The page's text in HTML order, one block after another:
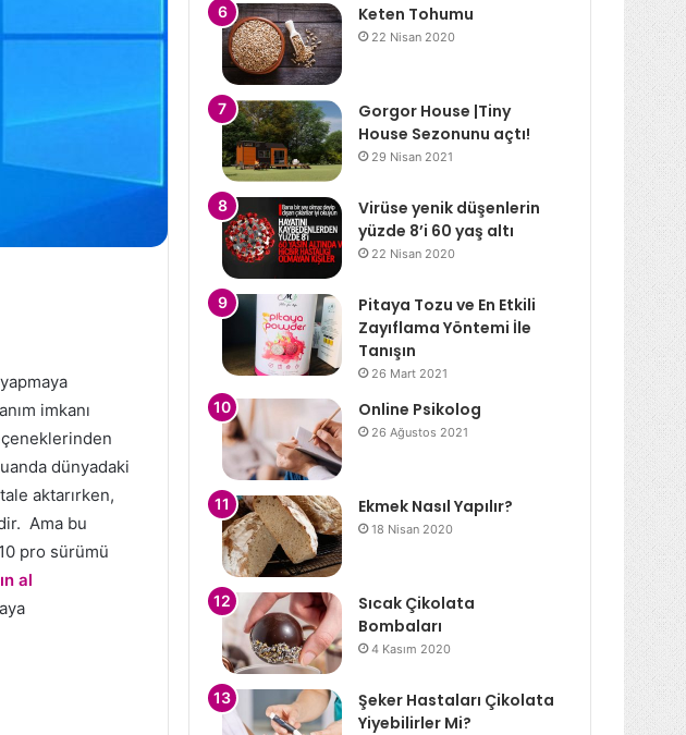
imkanı
dünyadaki
aktarırken,
Ama bu
pro sürümü
al
Keten Tohumu
22 Nisan 2020
Gorgor House |Tiny
House Sezonunu açtı!
29 Nisan 2021
Virüse yenik düşenlerin
yüzde 8’i 60 yaş altı
22 Nisan 2020
Pitaya Tozu ve En Etkili
Zayıflama Yöntemi İle
Tanışın
26 Mart 2021
Online Psikolog
26 Ağustos 2021
Ekmek Nasıl Yapılır?
18 Nisan 2020
Sıcak Çikolata
Bombaları
4 Kasım 2020
Şeker Hastaları Çikolata
Yiyebilirler Mi?